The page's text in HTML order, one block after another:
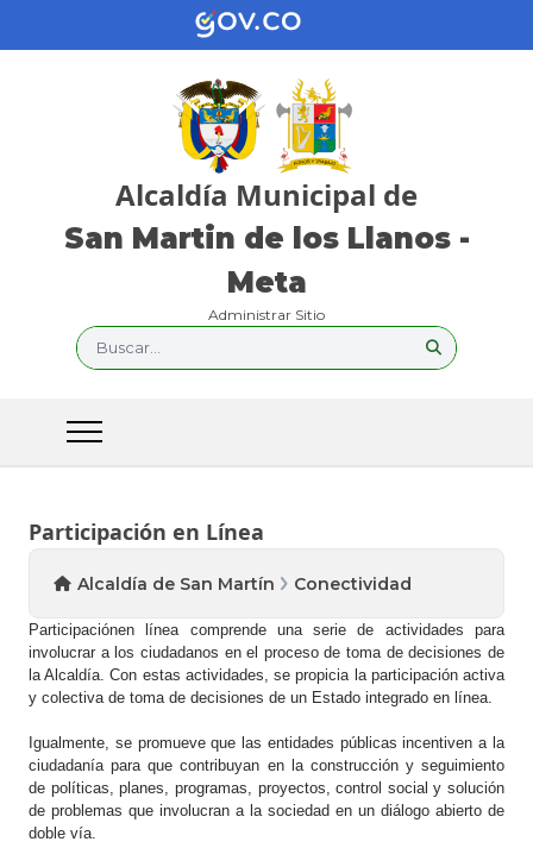
Alcaldía Municipal de
San Martin de los Llanos -
Meta
Administrar Sitio
Buscar...
Participación en Línea
Alcaldía de San Martín Conectividad
Participación ​en línea comprende una serie de actividades para
involucrar a los ciudadanos en el proceso de toma de decisiones de
la Alcaldía. Con estas actividades, se propicia la participación activa
y colectiva de toma de decisiones de un Estado integrado en línea.
​Igualmente, se promueve que las entidades públicas incentiven a la
ciudadanía para que contribuyan en la construcción y seguimiento
de políticas, planes, programas, proyectos, control social y solución
de problemas que involucran a la sociedad en un diálogo abierto de
doble vía.​​